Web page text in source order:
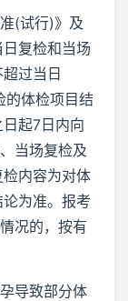
(试行)》及
复检和当场
过当日
的体检项目结
起7日内向
当场复检及
内容为对体
为准。报考
况的，按有
导致部分体